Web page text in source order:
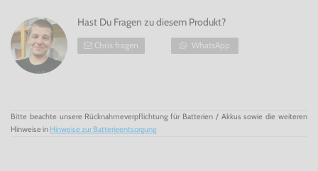
Hast Du Fragen zu diesem Produkt?
Chris fragen WhatsApp
Bitte beachte unsere Rücknahmeverpflichtung für Batterien / Akkus sowie die weiteren
Hinweise in Hinweise zur Batterieentsorgung